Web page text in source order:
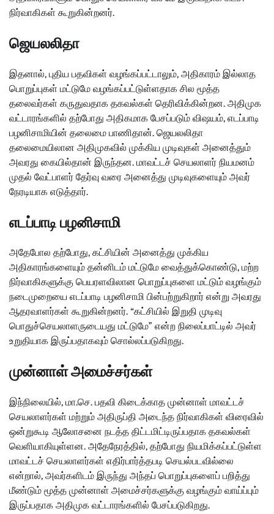
நிர்வாகிகள் கூறுகின்றனர்.
ஜெயலலிதா
இதனால், புதிய பதவிகள் வழங்கப்பட்டாலும், அதிகாரம் இல்லாத
பொறுப்புகள் மட்டுமே வழங்கப்பட்டுள்ளதாக சில மூத்த
தலைவர்கள் கருதுவதாக தகவல்கள் தெரிவிக்கின்றன. அதிமுக
வட்டாரங்களில் தற்போது அதிகமாக பேசப்படும் விஷயம், எடப்பாடி
பழனிசாமியின் தலைமை பாணிதான். ஜெயலலிதா
தலைமையிலான அதிமுகவில் முக்கிய முடிவுகள் அனைத்தும்
அவரது கையில்தான் இருந்தன. மாவட்டச் செயலாளர் நியமனம்
முதல் வேட்பாளர் தேர்வு வரை அனைத்து முடிவுகளையும் அவர்
நேரடியாக எடுத்தார்.
எடப்பாடி பழனிசாமி
அதேபோல தற்போது, கட்சியின் அனைத்து முக்கிய
அதிகாரங்களையும் தன்னிடம் மட்டுமே வைத்துக்கொண்டு, மற்ற
நிர்வாகிகளுக்கு பெயரளவிலான பொறுப்புகளை மட்டும் வழங்கும்
நடைமுறையை எடப்பாடி பழனிசாமி பின்பற்றுகிறார் என்று அவரது
ஆதரவாளர்கள் கூறுகின்றனர். “கட்சியில் இறுதி முடிவு
பொதுச்செயலாளருடையது மட்டுமே” என்ற நிலைப்பாட்டில் அவர்
உறுதியாக இருப்பதாகவும் சொல்லப்படுகிறது.
முன்னாள் அமைச்சர்கள்
இந்நிலையில், மா.செ. பதவி கிடைக்காத முன்னாள் மாவட்டச்
செயலாளர்கள் மற்றும் அதிருப்தி அடைந்த நிர்வாகிகள் விரைவில்
ஒன்றுகூடி ஆலோசனை நடத்த திட்டமிட்டிருப்பதாக தகவல்கள்
வெளியாகியுள்ளன. அதேநேரத்தில், தற்போது நியமிக்கப்பட்டுள்ள
மாவட்டச் செயலாளர்கள் எதிர்பார்த்தபடி செயல்படவில்லை
என்றால், அவர்களிடம் இருந்து அந்தப் பொறுப்புகளைப் பறித்து
மீண்டும் மூத்த முன்னாள் அமைச்சர்களுக்கு வழங்கும் வாய்ப்பும்
இருப்பதாக அதிமுக வட்டாரங்களில் பேசப்படுகிறது.